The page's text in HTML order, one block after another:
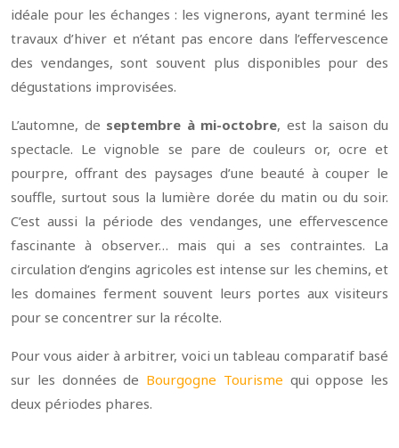
idéale pour les échanges : les vignerons, ayant terminé les
travaux d’hiver et n’étant pas encore dans l’effervescence
des vendanges, sont souvent plus disponibles pour des
dégustations improvisées.
L’automne, de septembre à mi-octobre, est la saison du
spectacle. Le vignoble se pare de couleurs or, ocre et
pourpre, offrant des paysages d’une beauté à couper le
souffle, surtout sous la lumière dorée du matin ou du soir.
C’est aussi la période des vendanges, une effervescence
fascinante à observer… mais qui a ses contraintes. La
circulation d’engins agricoles est intense sur les chemins, et
les domaines ferment souvent leurs portes aux visiteurs
pour se concentrer sur la récolte.
Pour vous aider à arbitrer, voici un tableau comparatif basé
sur les données de Bourgogne Tourisme qui oppose les
deux périodes phares.